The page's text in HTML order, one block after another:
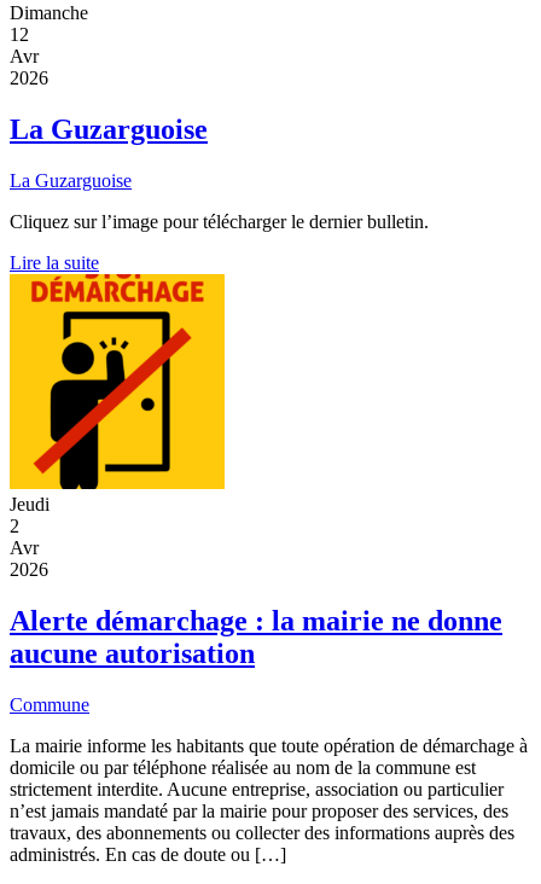
Dimanche
12
Avr
2026
La Guzarguoise
La Guzarguoise
Cliquez sur l’image pour télécharger le dernier bulletin.
Lire la suite
Jeudi
2
Avr
2026
Alerte démarchage : la mairie ne donne
aucune autorisation
Commune
La mairie informe les habitants que toute opération de démarchage à
domicile ou par téléphone réalisée au nom de la commune est
strictement interdite. Aucune entreprise, association ou particulier
n’est jamais mandaté par la mairie pour proposer des services, des
travaux, des abonnements ou collecter des informations auprès des
administrés. En cas de doute ou […]